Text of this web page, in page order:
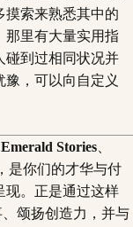
摸索来熟悉其中的
那里有大量实用指
碰到过相同状况并
，可以向自定义
Emerald Stories
，是你们的才华与付
现。正是通过这样
颂扬创造力，并与